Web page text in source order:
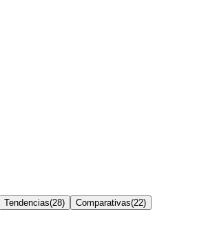
Tendencias(28) Comparativas(22)